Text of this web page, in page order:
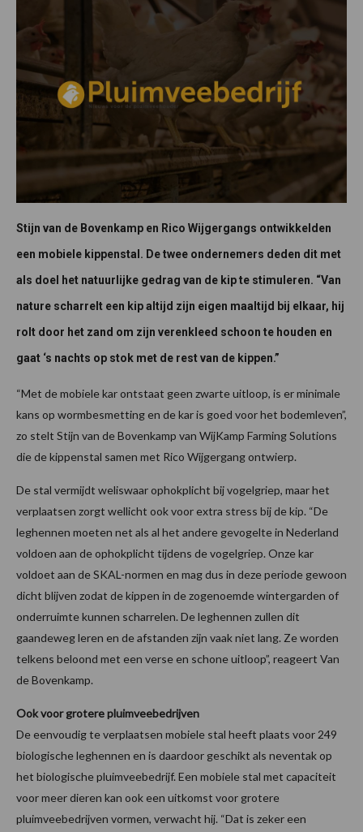
Stijn van de Bovenkamp en Rico Wijgergangs ontwikkelden
een mobiele kippenstal. De twee ondernemers deden dit met
als doel het natuurlijke gedrag van de kip te stimuleren. “Van
nature scharrelt een kip altijd zijn eigen maaltijd bij elkaar, hij
rolt door het zand om zijn verenkleed schoon te houden en
gaat ‘s nachts op stok met de rest van de kippen.”
“Met de mobiele kar ontstaat geen zwarte uitloop, is er minimale
kans op wormbesmetting en de kar is goed voor het bodemleven”,
zo stelt Stijn van de Bovenkamp van WijKamp Farming Solutions
die de kippenstal samen met Rico Wijgergang ontwierp.
De stal vermijdt weliswaar ophokplicht bij vogelgriep, maar het
verplaatsen zorgt wellicht ook voor extra stress bij de kip. “De
leghennen moeten net als al het andere gevogelte in Nederland
voldoen aan de ophokplicht tijdens de vogelgriep. Onze kar
voldoet aan de SKAL-normen en mag dus in deze periode gewoon
dicht blijven zodat de kippen in de zogenoemde wintergarden of
onderruimte kunnen scharrelen. De leghennen zullen dit
gaandeweg leren en de afstanden zijn vaak niet lang. Ze worden
telkens beloond met een verse en schone uitloop”, reageert Van
de Bovenkamp.
Ook voor grotere pluimveebedrijven
De eenvoudig te verplaatsen mobiele stal heeft plaats voor 249
biologische leghennen en is daardoor geschikt als neventak op
het biologische pluimveebedrijf. Een mobiele stal met capaciteit
voor meer dieren kan ook een uitkomst voor grotere
pluimveebedrijven vormen, verwacht hij. “Dat is zeker een